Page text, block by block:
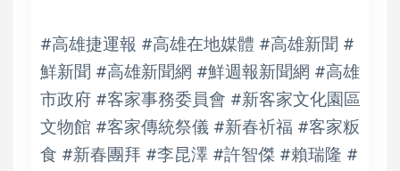
#高雄捷運報 #高雄在地媒體 #高雄新聞 #
鮮新聞 #高雄新聞網 #鮮週報新聞網 #高雄
市政府 #客家事務委員會 #新客家文化園區
文物館 #客家傳統祭儀 #新春祈福 #客家粄
食 #新春團拜 #李昆澤 #許智傑 #賴瑞隆 #